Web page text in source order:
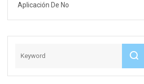
Aplicación De No